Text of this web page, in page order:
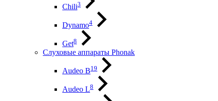
Chili3
Dynamo4
Get8
Слуховые аппараты Phonak
Audeo B19
Audeo L8